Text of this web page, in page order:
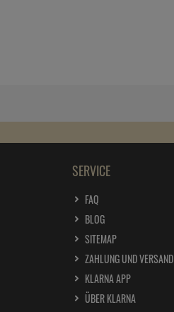
SERVICE
FAQ
BLOG
SITEMAP
ZAHLUNG UND VERSAND
KLARNA APP
ÜBER KLARNA